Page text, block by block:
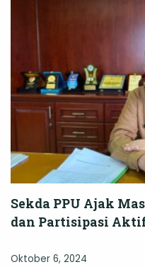
Sekda PPU Ajak
dan Partisipasi
Oktober 6, 2024